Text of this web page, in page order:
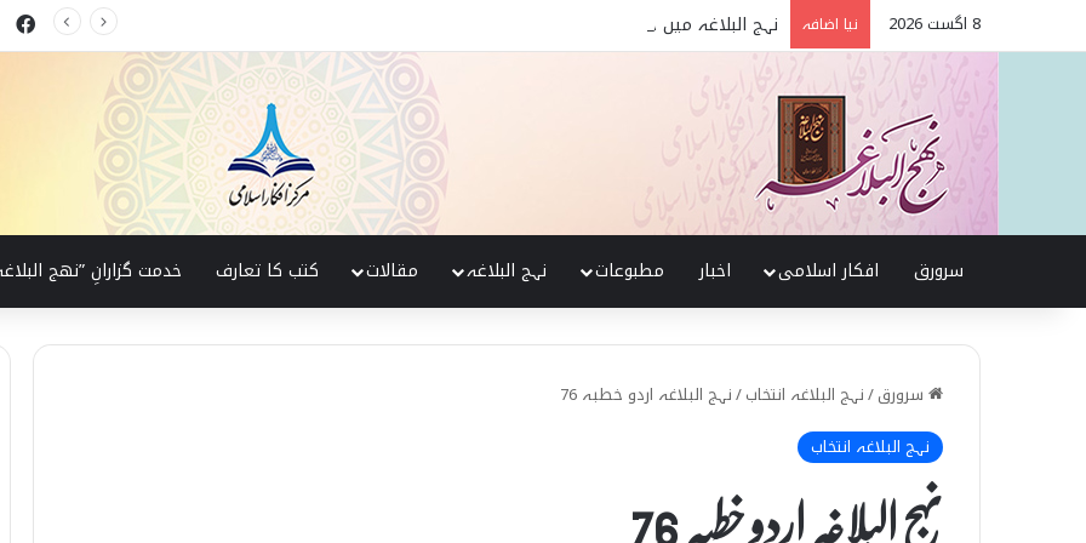
8 اگست 2026 نیا اضافہ نہج البلاغہ میں حقیقی شیعہ کی پہچان
سرورق افکار اسلامی اخبار مطبوعات نہج البلاغہ مقالات کتب کا تعارف خدمت گزارانِ ”نھج
سرورق/نہج البلاغہ انتخاب/نہج البلاغہ اردو خطبہ 76
نہج البلاغہ انتخاب